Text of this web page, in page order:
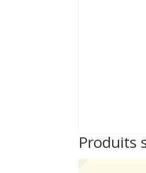
Produits